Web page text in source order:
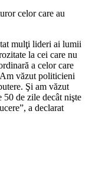
celor care au
mulţi lideri ai lumii
la cei care nu
a celor care
văzut politicieni
Şi am văzut
de zile decât nişte
a declarat